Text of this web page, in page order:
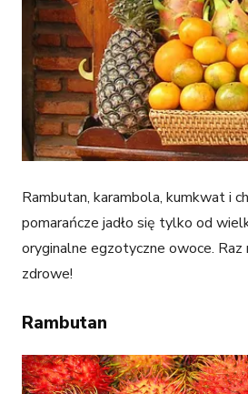
Rambutan, karambola, kumkwat i
pomarańcze jadło się tylko od
oryginalne egzotyczne owoce.
zdrowe!
Rambutan